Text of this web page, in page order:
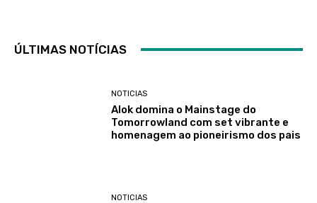
ÚLTIMAS NOTÍCIAS
NOTICIAS
Alok domina o Mainstage do
Tomorrowland com set vibrante e
homenagem ao pioneirismo dos pais
NOTICIAS